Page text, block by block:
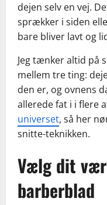
dejen selv en vej.
sprækker i siden
bare bliver lavt og
Jeg tænker altid på
mellem tre ting:
den er, og ovnens
allerede fat i i flere
universet, så her
snitte-teknikken.
Vælg dit
barberblad